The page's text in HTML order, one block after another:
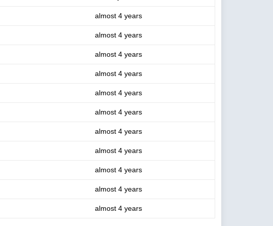
almost 4 years
almost 4 years
almost 4 years
almost 4 years
almost 4 years
almost 4 years
almost 4 years
almost 4 years
almost 4 years
almost 4 years
almost 4 years